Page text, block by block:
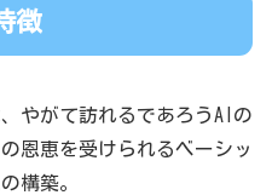
徴
やがて訪れるであろうAIの
恩恵を受けられるベーシッ
構築。